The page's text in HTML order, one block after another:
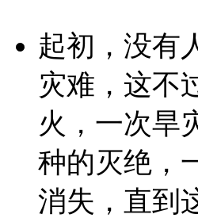
起初，没有
灾难，这不
火，一次旱
种的灭绝，
消失，直到